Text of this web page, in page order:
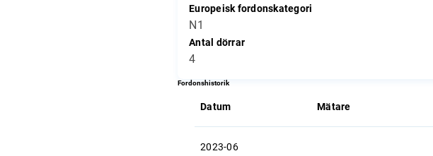
Europeisk fordonskategori
N1
Antal dörrar
4
Fordonshistorik
Datum Mätare
2023-06